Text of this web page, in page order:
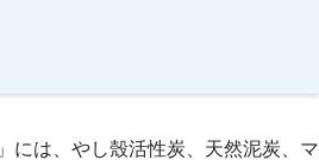
」には、やし殼活性炭、天然泥炭、マ